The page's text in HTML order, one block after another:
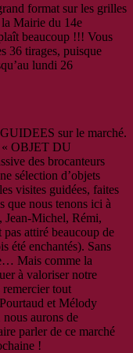
format sur les grilles
Mairie du 14e
beaucoup !!! Vous
36 tirages, puisque
lundi 26
sur le marché.
« OBJET DU
des brocanteurs
sélection d’objets
visites guidées, faites
que nous tenons ici à
Jean-Michel, Rémi,
attiré beaucoup de
été enchantés). Sans
Mais comme la
à valoriser notre
remercier tout
et Mélody
aurons de
parler de ce marché
!